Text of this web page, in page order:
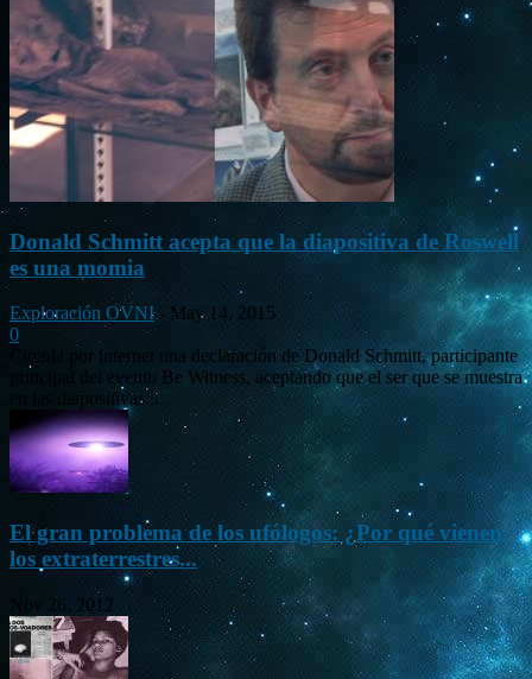
Donald Schmitt acepta que la diapositiva de Roswell
es una momia
Exploración OVNI - May 14, 2015
0
Circula por internet una declaración de Donald Schmitt, participante
principal del evento Be Witness, aceptando que el ser que se muestra
en las diapositivas...
El gran problema de los ufólogos: ¿Por qué vienen
los extraterrestres...
Nov 26, 2012